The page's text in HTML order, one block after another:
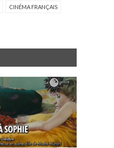
CINÉMA FRANÇAIS